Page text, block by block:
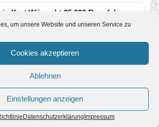
um unsere Website und unseren Service zu
Cookies akzeptieren
Ablehnen
Einstellungen anzeigen
DatenschutzerklärungImpressum
Kart Wii sucht 25.000 Rennfahrer
JoKo•6. Juni 2008
Fahrer zum Racingdays 2008. Bei diesen
fahrt ihr mit…
5. Juni 2008
Sluggers eröffnet. Auf…
Trailer zu Mario Super